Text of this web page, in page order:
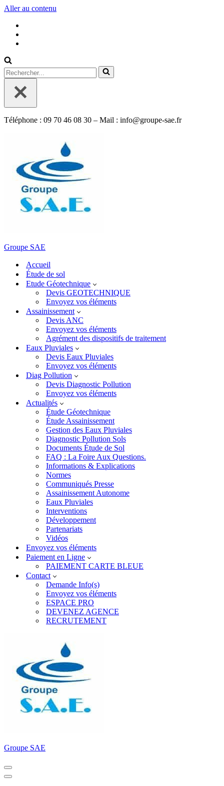
Aller au contenu
Rechercher...
Téléphone : 09 70 46 08 30 – Mail : info@groupe-sae.fr
Groupe SAE
Accueil
Étude de sol
Etude Géotechnique
Devis GEOTECHNIQUE
Envoyez vos éléments
Assainissement
Devis ANC
Envoyez vos éléments
Agrément des dispositifs de traitement
Eaux Pluviales
Devis Eaux Pluviales
Envoyez vos éléments
Diag Pollution
Devis Diagnostic Pollution
Envoyez vos éléments
Actualités
Étude Géotechnique
Étude Assainissement
Gestion des Eaux Pluviales
Diagnostic Pollution Sols
Documents Étude de Sol
FAQ : La Foire Aux Questions.
Informations & Explications
Normes
Communiqués Presse
Assainissement Autonome
Eaux Pluviales
Interventions
Développement
Partenariats
Vidéos
Envoyez vos éléments
Paiement en Ligne
PAIEMENT CARTE BLEUE
Contact
Demande Info(s)
Envoyez vos éléments
ESPACE PRO
DEVENEZ AGENCE
RECRUTEMENT
Groupe SAE
Menu
de
Menu